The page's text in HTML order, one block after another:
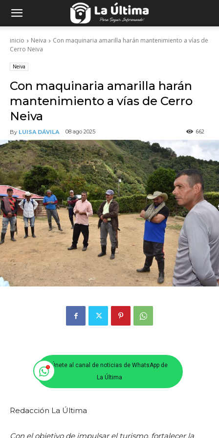
inicio Neiva
Con maquinaria amarilla harán mantenimiento a vías de
Cerro Neiva
Neiva
Con maquinaria amarilla harán
mantenimiento a vías de Cerro
Neiva
By LUISA DÁVILA 08 ago 2025 662
Únete al canal de noticias de WhatsApp de
La Última
Redacción La Última
Con el objetivo de impulsar el turismo, fortalecer la